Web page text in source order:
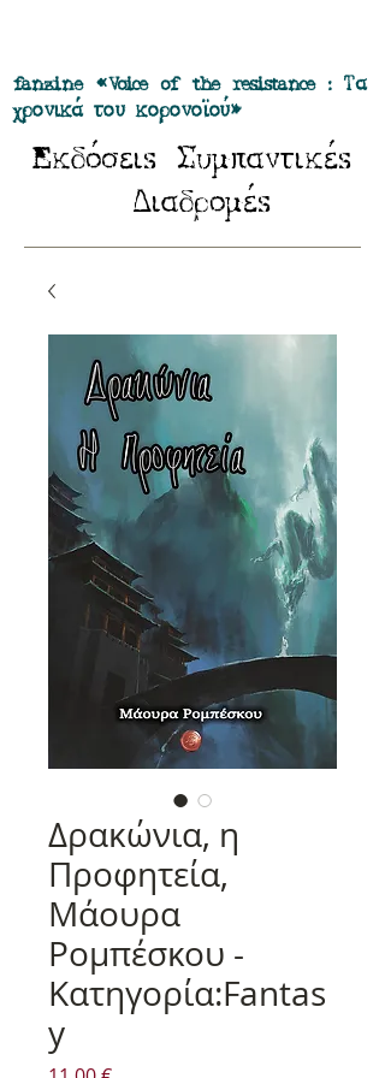
fanzine «Voice of the resistance : Τα
χρονικά του κορονοϊού»
Eκδόσειs Συμπαντικέs
Διαδρομέs
Δρακώνια, η
Προφητεία,
Μάουρα
Ρομπέσκου -
Κατηγορία:Fantas
y